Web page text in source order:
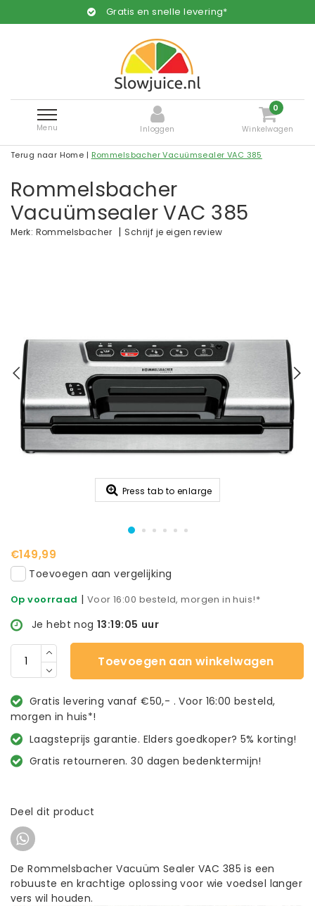
Gratis en snelle levering*
Menu Inloggen
0
Winkelwagen
Terug naar Home | Rommelsbacher Vacuümsealer VAC 385
Rommelsbacher
Vacuümsealer VAC 385
Merk: Rommelsbacher | Schrijf je eigen review
Press tab to enlarge
€149,99
Toevoegen aan vergelijking
Op voorraad | Voor 16:00 besteld, morgen in huis!*
Je hebt nog 13:19:05 uur
Toevoegen aan winkelwagen
Gratis levering vanaf €50,- . Voor 16:00 besteld,
morgen in huis*!
Laagsteprijs garantie. Elders goedkoper? 5% korting!
Gratis retourneren. 30 dagen bedenktermijn!
Deel dit product
De Rommelsbacher Vacuüm Sealer VAC 385 is een
robuuste en krachtige oplossing voor wie voedsel langer
vers wil houden.